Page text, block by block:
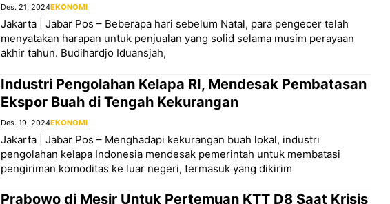
Des. 21, 2024EKONOMI
Jakarta | Jabar Pos – Beberapa hari sebelum Natal, para pengecer telah
menyatakan harapan untuk penjualan yang solid selama musim perayaan
akhir tahun. Budihardjo Iduansjah,
Industri Pengolahan Kelapa RI, Mendesak Pembatasan
Ekspor Buah di Tengah Kekurangan
Des. 19, 2024EKONOMI
Jakarta | Jabar Pos – Menghadapi kekurangan buah lokal, industri
pengolahan kelapa Indonesia mendesak pemerintah untuk membatasi
pengiriman komoditas ke luar negeri, termasuk yang dikirim
Prabowo di Mesir Untuk Pertemuan KTT D8 Saat Krisis